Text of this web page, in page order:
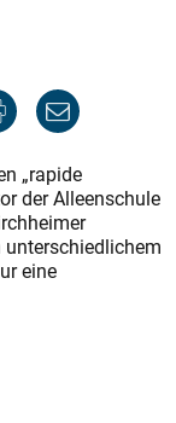
„rapide
der Alleenschule
eine